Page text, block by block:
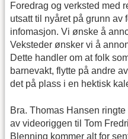
Foredrag og verksted med
utsatt til nyåret på grunn av
infomasjon. Vi ønske å
Veksteder ønsker vi å
Dette handler om at folk
barnevakt, flytte på andre
det på plass i en hektisk
Bra. Thomas Hansen
av videoriggen til Tom
Blenning kommer alt for